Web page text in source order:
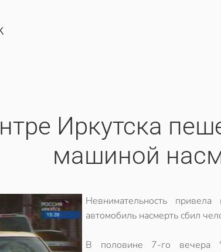
Иркутска
машиной
Невнимательность
автомобиль насмерть сбил
В половине 7-го вечера